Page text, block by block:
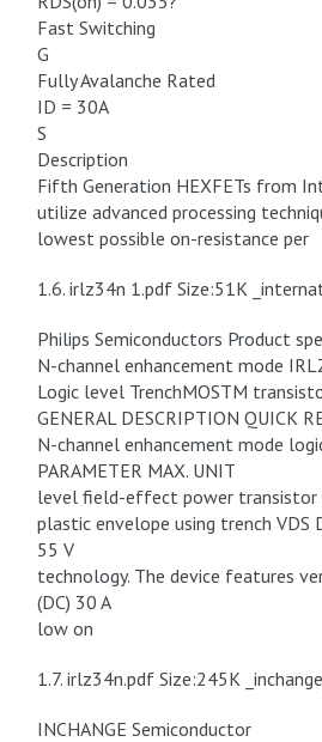
Fast Switching
G
Fully Avalanche Rated
ID = 30A
S
Description
Fifth Generation HEXFETs from
utilize advanced processing
lowest possible on-resistance per
1.6. irlz34n 1.pdf Size:51K
Philips Semiconductors Product
N-channel enhancement mode
Logic level TrenchMOSTM
GENERAL DESCRIPTION QUICK
N-channel enhancement mode
PARAMETER MAX. UNIT
level field-effect power transistor
plastic envelope using trench VDS
55 V
technology. The device features
(DC) 30 A
low on
1.7. irlz34n.pdf Size:245K
INCHANGE Semiconductor